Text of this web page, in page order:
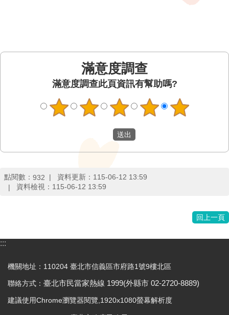
滿意度調查此頁資訊有幫助嗎?
點閱數： 932 資料更新： 115-06-12 13:59
資料檢視： 115-06-12 13:59
回上一頁
:::
機關地址：110204 臺北市信義區市府路1號9樓北區
聯絡方式： 臺北市民當家熱線 1999(外縣市 02-2720-8889)
建議使用Chrome瀏覽器閱覽,1920x1080螢幕解析度